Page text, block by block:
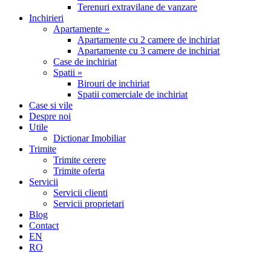
Terenuri extravilane de vanzare
Inchirieri
Apartamente »
Apartamente cu 2 camere de inchiriat
Apartamente cu 3 camere de inchiriat
Case de inchiriat
Spatii »
Birouri de inchiriat
Spatii comerciale de inchiriat
Case si vile
Despre noi
Utile
Dictionar Imobiliar
Trimite
Trimite cerere
Trimite oferta
Servicii
Servicii clienti
Servicii proprietari
Blog
Contact
EN
RO